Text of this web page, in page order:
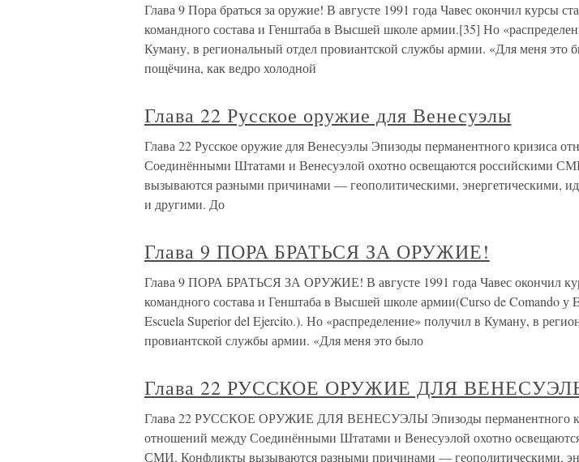
Глава 9 Пора браться за оружие! В августе 1991 года Чавес окончил курсы
командного состава и Генштаба в Высшей школе армии.[35] Но
Куману, в региональный отдел провиантской службы армии. «Для меня это
пощёчина, как ведро холодной
Глава 22 Русское оружие для Венесуэлы
Глава 22 Русское оружие для Венесуэлы Эпизоды перманентного кризиса
Соединёнными Штатами и Венесуэлой охотно освещаются российскими
вызываются разными причинами — геополитическими, энергетическими,
и другими. До
Глава 9 ПОРА БРАТЬСЯ ЗА ОРУЖИЕ!
Глава 9 ПОРА БРАТЬСЯ ЗА ОРУЖИЕ! В августе 1991 года Чавес окончил
командного состава и Генштаба в Высшей школе армии(Curso de Comando у
Escuela Superior del Ejercito.). Но «распределение» получил в Куману, в
провиантской службы армии. «Для меня это было
Глава 22 РУССКОЕ ОРУЖИЕ ДЛЯ
Глава 22 РУССКОЕ ОРУЖИЕ ДЛЯ ВЕНЕСУЭЛЫ Эпизоды перманентного
отношений между Соединёнными Штатами и Венесуэлой охотно
СМИ. Конфликты вызываются разными причинами — геополитическими,